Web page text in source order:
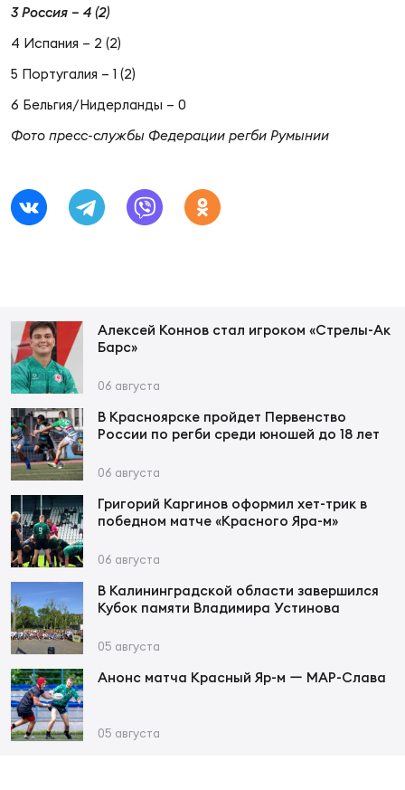
3 Россия – 4 (2)
4 Испания – 2 (2)
5 Португалия – 1 (2)
6 Бельгия/Нидерланды – 0
Фото пресс-службы Федерации регби Румынии
Алексей Коннов стал игроком «Стрелы-Ак
Барс»
06 августа
В Красноярске пройдет Первенство
России по регби среди юношей до 18 лет
06 августа
Григорий Каргинов оформил хет-трик в
победном матче «Красного Яра-м»
06 августа
В Калининградской области завершился
Кубок памяти Владимира Устинова
05 августа
Анонс матча Красный Яр-м ー МАР-Слава
05 августа